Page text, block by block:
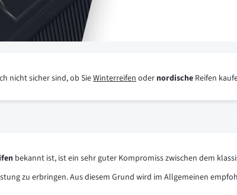
nicht sicher sind, ob SieWinterreifenoder nordische Reifen
bekannt ist, ist ein sehr guter Kompromiss zwischen dem
zu erbringen. Aus diesem Grund wird im Allgemeinen